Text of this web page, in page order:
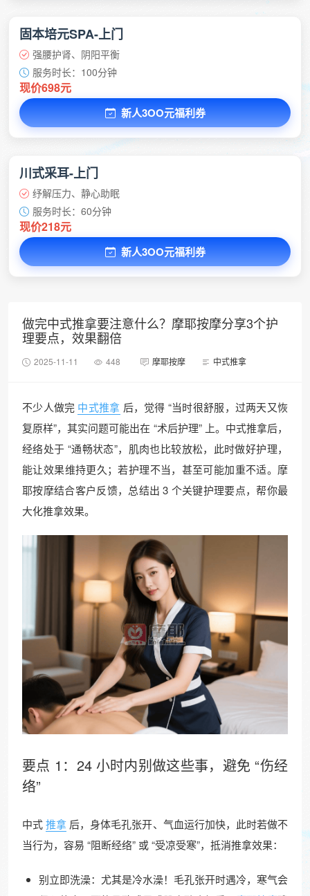
固本培元SPA-上门
强腰护肾、阴阳平衡
服务时长：100分钟
现价698元
新人3OO元福利券
川式采耳-上门
纾解压力、静心助眠
服务时长：60分钟
现价218元
新人3OO元福利券
做完中式推拿要注意什么？摩耶按摩分享3个护
理要点，效果翻倍
2025-11-11 448 摩耶按摩 中式推拿
不少人做完 中式推拿 后，觉得 “当时很舒服，过两天又恢
复原样”，其实问题可能出在 “术后护理” 上。中式推拿后，
经络处于 “通畅状态”，肌肉也比较放松，此时做好护理，
能让效果维持更久；若护理不当，甚至可能加重不适。摩
耶按摩结合客户反馈，总结出 3 个关键护理要点，帮你最
大化推拿效果。
要点 1：24 小时内别做这些事，避免 “伤经
络”
中式推拿 后，身体毛孔张开、气血运行加快，此时若做不
当行为，容易 “阻断经络” 或 “受凉受寒”，抵消推拿效果：
别立即洗澡：尤其是冷水澡！毛孔张开时遇冷，寒气会